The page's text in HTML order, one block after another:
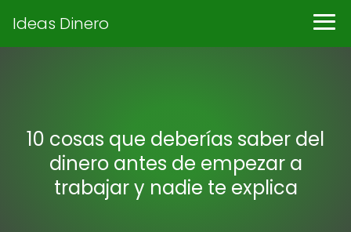
Ideas Dinero
10 cosas que deberías saber del
dinero antes de empezar a
trabajar y nadie te explica